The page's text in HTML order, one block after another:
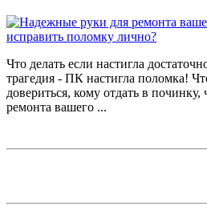
Что делать если настигла
трагедия - ПК настигла поломка!
довериться, кому отдать в починку,
ремонта вашего ...